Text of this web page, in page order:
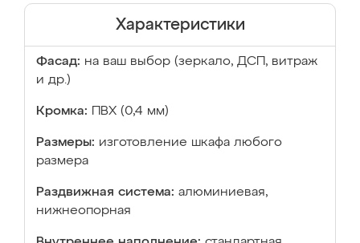
Характеристики
Фасад: на ваш выбор (зеркало, ДСП, витраж
и др.)
Кромка: ПВХ (0,4 мм)
Размеры: изготовление шкафа любого
размера
Раздвижная система: алюминиевая,
нижнеопорная